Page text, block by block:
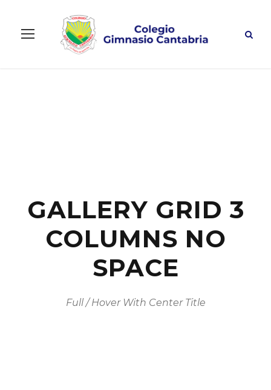
GALLERY GRID 3
COLUMNS NO
SPACE
Full / Hover With Center Title